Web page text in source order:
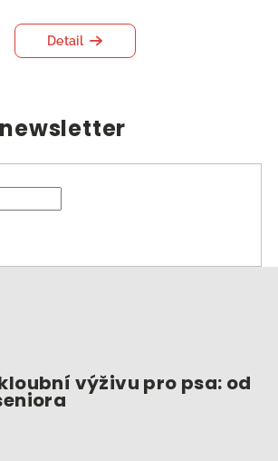
Detail
výživu pro psa: od